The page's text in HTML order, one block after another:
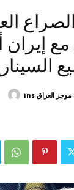
الصراع
مع إيران
موجز العراق ins